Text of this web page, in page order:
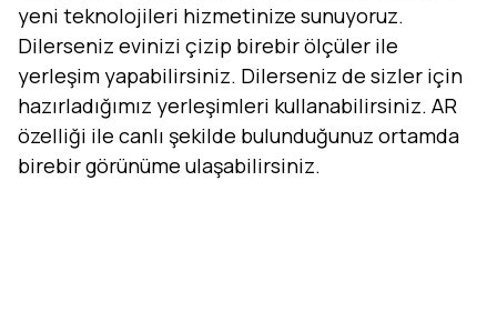
yeni teknolojileri hizmetinize sunuyoruz.
Dilerseniz evinizi çizip birebir ölçüler ile
yerleşim yapabilirsiniz. Dilerseniz de sizler için
hazırladığımız yerleşimleri kullanabilirsiniz. AR
özelliği ile canlı şekilde bulunduğunuz ortamda
birebir görünüme ulaşabilirsiniz.